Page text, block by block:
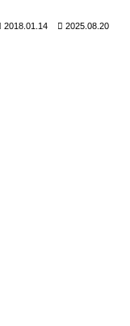
2018.01.14 2025.08.20